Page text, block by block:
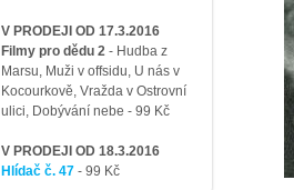
V PRODEJI OD 17.3.2016
Filmy pro dědu 2- Hudba z
Marsu, Muži v offsidu, U nás v
Kocourkově, Vražda v Ostrovní
ulici, Dobývání nebe - 99 Kč
V PRODEJI OD 18.3.2016
Hlídač č. 47- 99 Kč